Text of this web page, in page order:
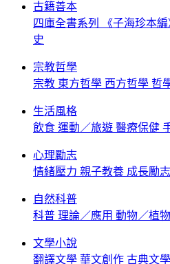
古籍善本
四庫全書系列
《子海珍本
史
宗教哲學
宗教 東方哲學 西方哲學 哲
生活風格
飲食 運動／旅遊 醫療保健
心理勵志
情緒壓力 親子教養 成長勵志
自然科普
科普 理論／應用 動物／植物
文學小說
翻譯文學 華文創作 古典文學